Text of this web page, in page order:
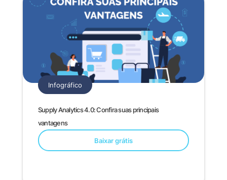
Supply Analytics 4.0: Confira suas principais
vantagens
Baixar grátis
Infográfico